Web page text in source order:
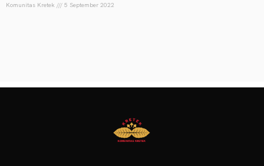
Komunitas Kretek 5 September 2022